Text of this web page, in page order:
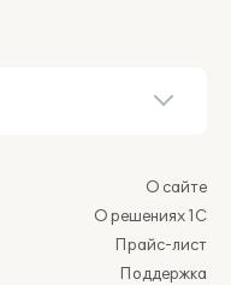
О сайте
О решениях 1С
Прайс-лист
Поддержка